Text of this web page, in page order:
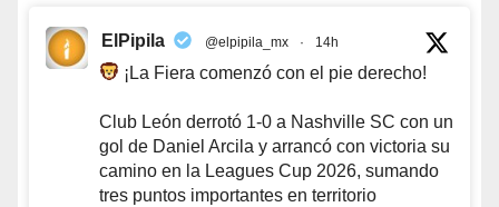
ElPipila @elpipila_mx · 14h
¡La Fiera comenzó con el pie derecho!
Club León derrotó 1-0 a Nashville SC con un
gol de Daniel Arcila y arrancó con victoria su
camino en la Leagues Cup 2026, sumando
tres puntos importantes en territorio